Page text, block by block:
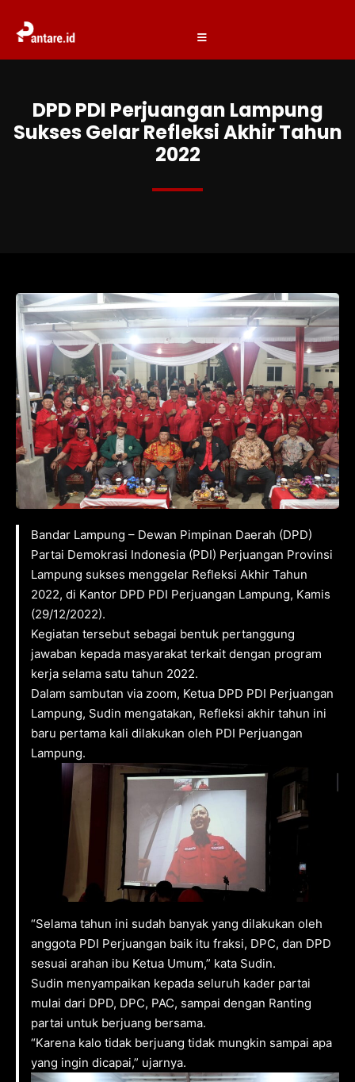
DPD PDI Perjuangan Lampung
Sukses Gelar Refleksi Akhir Tahun
2022
Bandar Lampung – Dewan Pimpinan Daerah (DPD)
Partai Demokrasi Indonesia (PDI) Perjuangan Provinsi
Lampung sukses menggelar Refleksi Akhir Tahun
2022, di Kantor DPD PDI Perjuangan Lampung, Kamis
(29/12/2022).
Kegiatan tersebut sebagai bentuk pertanggung
jawaban kepada masyarakat terkait dengan program
kerja selama satu tahun 2022.
Dalam sambutan via zoom, Ketua DPD PDI Perjuangan
Lampung, Sudin mengatakan, Refleksi akhir tahun ini
baru pertama kali dilakukan oleh PDI Perjuangan
Lampung.
“Selama tahun ini sudah banyak yang dilakukan oleh
anggota PDI Perjuangan baik itu fraksi, DPC, dan DPD
sesuai arahan ibu Ketua Umum,” kata Sudin.
Sudin menyampaikan kepada seluruh kader partai
mulai dari DPD, DPC, PAC, sampai dengan Ranting
partai untuk berjuang bersama.
“Karena kalo tidak berjuang tidak mungkin sampai apa
yang ingin dicapai,” ujarnya.